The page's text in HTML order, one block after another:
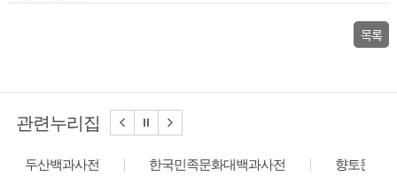
목록
관련누리집
두산백과사전 한국민족문화대백과사전 향토문화